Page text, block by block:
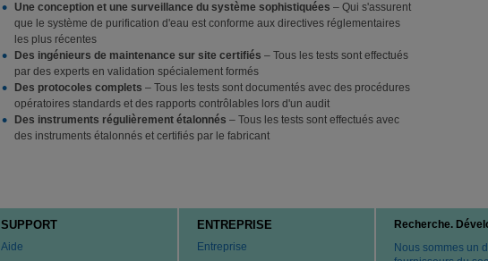
Une conception et une surveillance du système sophistiquées – Qui s'assurent
que le système de purification d'eau est conforme aux directives réglementaires
les plus récentes
Des ingénieurs de maintenance sur site certifiés – Tous les tests sont effectués
par des experts en validation spécialement formés
Des protocoles complets – Tous les tests sont documentés avec des procédures
opératoires standards et des rapports contrôlables lors d'un audit
Des instruments régulièrement étalonnés – Tous les tests sont effectués avec
des instruments étalonnés et certifiés par le fabricant
SUPPORT
Aide
ENTREPRISE
Entreprise
Recherche.
Nous sommes un